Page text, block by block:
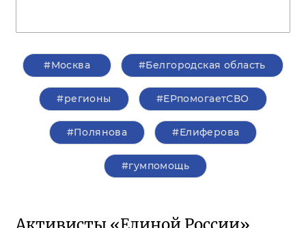
#Москва #Белгородская область
#регионы #ЕРпомогаетСВО
#Полянова #Елиферова
#гумпомощь